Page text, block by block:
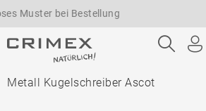
bei Bestellung
Metall Kugelschreiber Ascot